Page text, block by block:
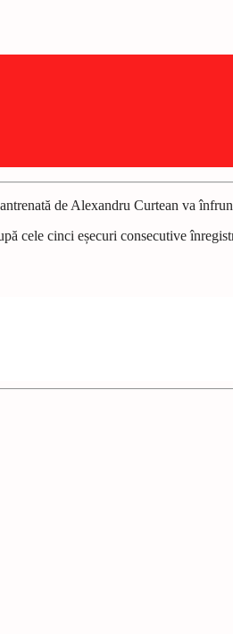
de Alexandru Curtean va
cele cinci eșecuri consecutive